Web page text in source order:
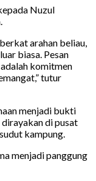
Nuzul
arahan beliau,
biasa. Pesan
komitmen
tutur
menjadi bukti
di pusat
kampung.
menjadi panggung